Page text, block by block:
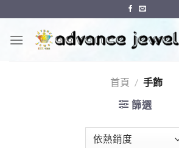
to
content
首頁 / 手飾
篩選